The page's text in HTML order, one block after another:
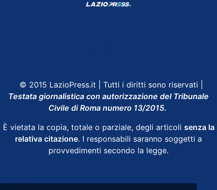
© 2015 LazioPress.it | Tutti i diritti sono riservati |
Testata giornalistica con autorizzazione del Tribunale
Civile di Roma numero 13/2015.
È vietata la copia, totale o parziale, degli articoli senza la
relativa citazione. I responsabili saranno soggetti a
provvedimenti secondo la legge.